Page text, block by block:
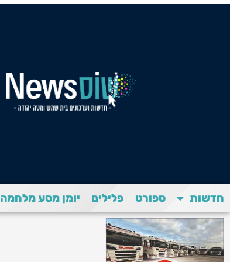
חדשות ספורט פלילים יומן מסע מלחמה